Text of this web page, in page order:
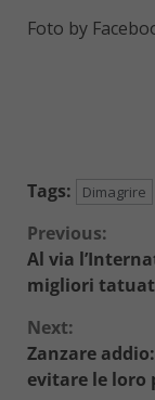
Foto by
Tags: Dimagrire
Continue
Reading
Previous:
Al via
migliori
Next:
Zanzare
evitare le loro